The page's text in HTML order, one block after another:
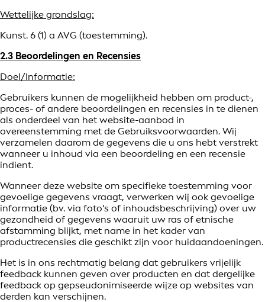
Wettelijke grondslag:
Kunst. 6 (1) a AVG (toestemming).
2.3 Beoordelingen en Recensies
Doel/Informatie:
Gebruikers kunnen de mogelijkheid hebben om product-,
proces- of andere beoordelingen en recensies in te dienen
als onderdeel van het website-aanbod in
overeenstemming met de Gebruiksvoorwaarden. Wij
verzamelen daarom de gegevens die u ons hebt verstrekt
wanneer u inhoud via een beoordeling en een recensie
indient.
Wanneer deze website om specifieke toestemming voor
gevoelige gegevens vraagt, verwerken wij ook gevoelige
informatie (bv. via foto's of inhoudsbeschrijving) over uw
gezondheid of gegevens waaruit uw ras of etnische
afstamming blijkt, met name in het kader van
productrecensies die geschikt zijn voor huidaandoeningen.
Het is in ons rechtmatig belang dat gebruikers vrijelijk
feedback kunnen geven over producten en dat dergelijke
feedback op gepseudonimiseerde wijze op websites van
derden kan verschijnen.